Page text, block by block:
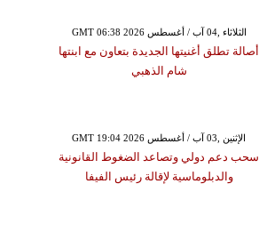
GMT 06:38 2026 الثلاثاء ,04 آب / أغسطس
أصالة تطلق أغنيتها الجديدة بتعاون مع ابنتها
شام الذهبي
GMT 19:04 2026 الإثنين ,03 آب / أغسطس
سحب دعم دولي وتصاعد الضغوط القانونية
والدبلوماسية لإقالة رئيس الفيفا